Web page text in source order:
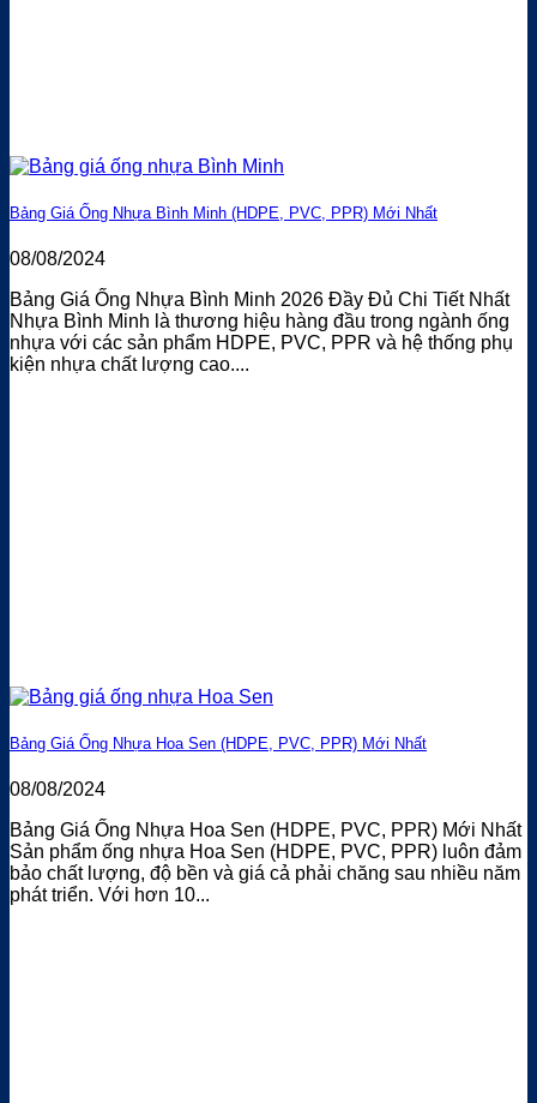
Bảng Giá Ống Nhựa Bình Minh (HDPE, PVC, PPR) Mới Nhất
08/08/2024
Bảng Giá Ống Nhựa Bình Minh 2026 Đầy Đủ Chi Tiết Nhất
Nhựa Bình Minh là thương hiệu hàng đầu trong ngành ống
nhựa với các sản phẩm HDPE, PVC, PPR và hệ thống phụ
kiện nhựa chất lượng cao....
Bảng Giá Ống Nhựa Hoa Sen (HDPE, PVC, PPR) Mới Nhất
08/08/2024
Bảng Giá Ống Nhựa Hoa Sen (HDPE, PVC, PPR) Mới Nhất
Sản phẩm ống nhựa Hoa Sen (HDPE, PVC, PPR) luôn đảm
bảo chất lượng, độ bền và giá cả phải chăng sau nhiều năm
phát triển. Với hơn 10...